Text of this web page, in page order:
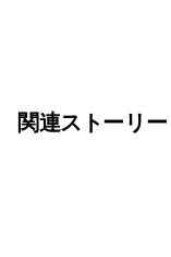
関連ストーリー